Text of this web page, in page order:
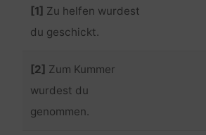
[1] Zu helfen wurdest
du geschickt.
[2] Zum Kummer
wurdest du
genommen.